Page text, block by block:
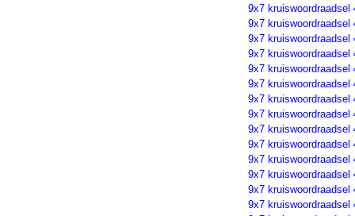
9x7 kruiswoordraadsel
9x7 kruiswoordraadsel
9x7 kruiswoordraadsel
9x7 kruiswoordraadsel
9x7 kruiswoordraadsel
9x7 kruiswoordraadsel
9x7 kruiswoordraadsel
9x7 kruiswoordraadsel
9x7 kruiswoordraadsel
9x7 kruiswoordraadsel
9x7 kruiswoordraadsel
9x7 kruiswoordraadsel
9x7 kruiswoordraadsel
9x7 kruiswoordraadsel